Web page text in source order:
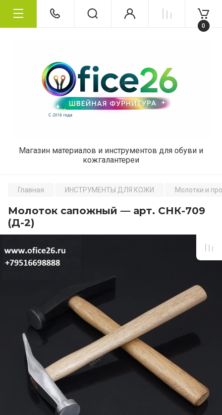
Магазин материалов и инструментов для обуви и
кожгалантереи
0
Главная ИНСТРУМЕНТЫ ДЛЯ КОЖИ Молотки и
Молоток сапожный — арт. СНК-709
(Д-2)